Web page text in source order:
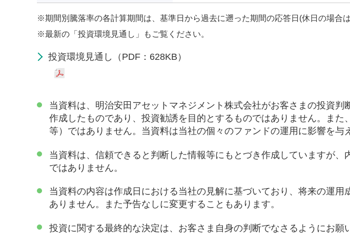
※期間別騰落率の各計算期間は、基準日から過去に遡った期間の応答日(休日の場合
※最新の「投資環境見通し」もご覧ください。
投資環境見通し（PDF：628KB）
当資料は、明治安田アセットマネジメント株式会社がお客さまの投資判
作成したものであり、投資勧誘を目的とするものではありません。また
等）ではありません。当資料は当社の個々のファンドの運用に影響を与
当資料は、信頼できると判断した情報等にもとづき作成していますが、
ではありません。
当資料の内容は作成日における当社の見解に基づいており、将来の運用
ありません。また予告なしに変更することもあります。
投資に関する最終的な決定は、お客さま自身の判断でなさるようにお願